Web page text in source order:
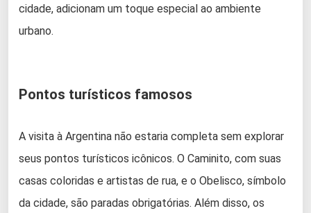
cidade, adicionam um toque especial ao ambiente
urbano.
Pontos turísticos famosos
A visita à Argentina não estaria completa sem explorar
seus pontos turísticos icônicos. O Caminito, com suas
casas coloridas e artistas de rua, e o Obelisco, símbolo
da cidade, são paradas obrigatórias. Além disso, os